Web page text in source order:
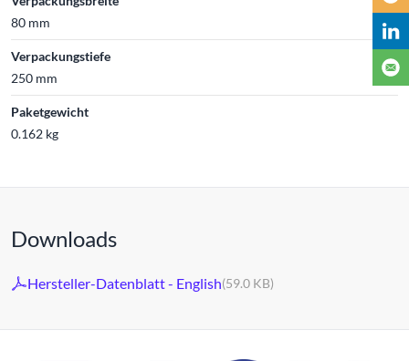
80 mm
Verpackungstiefe
250 mm
Paketgewicht
0.162 kg
Downloads
Hersteller-Datenblatt - English(59.0 KB)